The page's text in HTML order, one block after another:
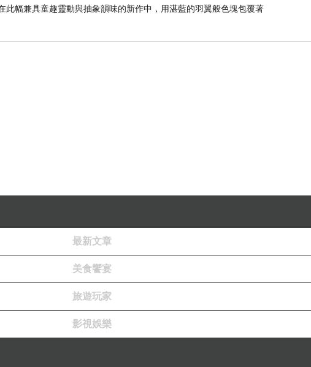
幅兼具童趣靈動與抽象韻味的新作中，用湛藍的羽翼般色塊包覆著
最新文章
美食饗宴
旅遊玩家
影視娛樂